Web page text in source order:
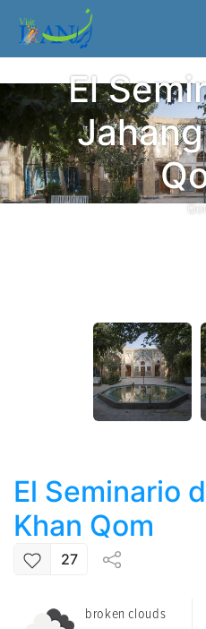
El
El Seminario
Khan Qom
27
broken clouds